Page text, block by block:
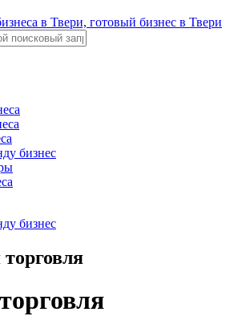
в Твери, готовый бизнес в Твери
бизнес
бизнес